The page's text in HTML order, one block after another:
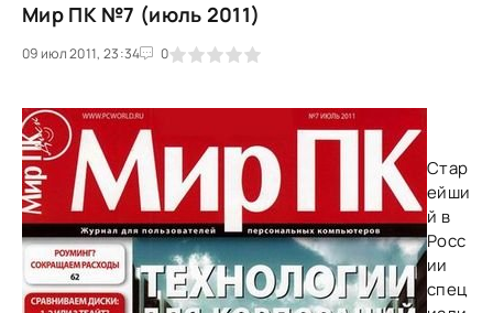
Мир ПК №7 (июль 2011)
09 июл 2011, 23:34 0
1 2 3 4 5
Стар
ейши
й в
Росс
ии
спец